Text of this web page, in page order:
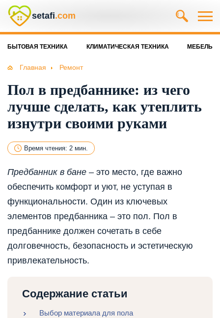
setafi.com
БЫТОВАЯ ТЕХНИКА КЛИМАТИЧЕСКАЯ ТЕХНИКА МЕБЕЛЬ
Главная Ремонт
Пол в предбаннике: из чего
лучше сделать, как утеплить
изнутри своими руками
Время чтения: 2 мин.
Предбанник в бане – это место, где важно
обеспечить комфорт и уют, не уступая в
функциональности. Один из ключевых
элементов предбанника – это пол. Пол в
предбаннике должен сочетать в себе
долговечность, безопасность и эстетическую
привлекательность.
Содержание статьи
Выбор материала для пола